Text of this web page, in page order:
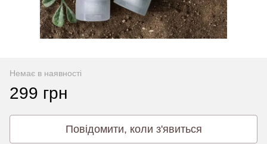
Немає в наявності
299 грн
Повідомити, коли з'явиться